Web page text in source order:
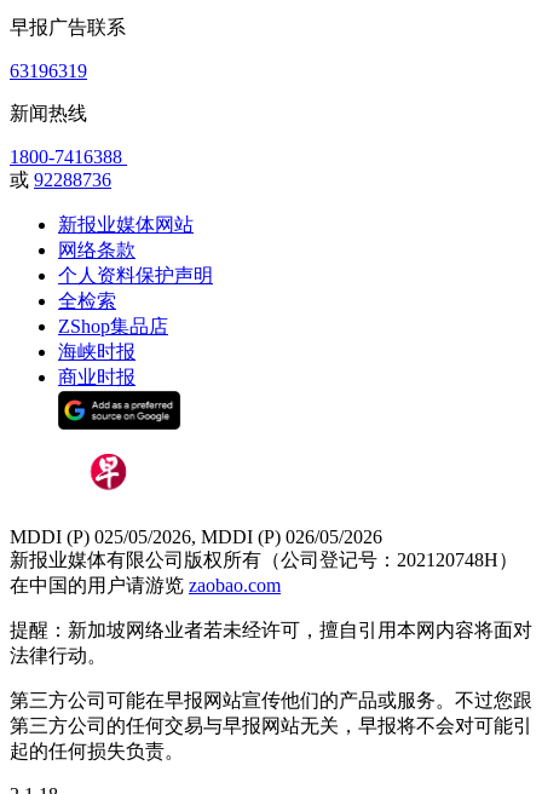
早报广告联系
63196319
新闻热线
1800-7416388
或 92288736
新报业媒体网站
网络条款
个人资料保护声明
全检索
ZShop集品店
海峡时报
商业时报
MDDI (P) 025/05/2026, MDDI (P) 026/05/2026
新报业媒体有限公司版权所有（公司登记号：202120748H）
在中国的用户请游览 zaobao.com
提醒：新加坡网络业者若未经许可，擅自引用本网内容将面对
法律行动。
第三方公司可能在早报网站宣传他们的产品或服务。不过您跟
第三方公司的任何交易与早报网站无关，早报将不会对可能引
起的任何损失负责。